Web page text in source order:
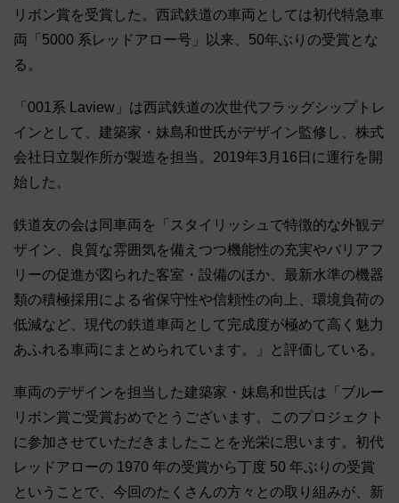
リボン賞を受賞した。西武鉄道の車両としては初代特急車
両「5000 系レッドアロー号」以来、50年ぶりの受賞とな
る。
「001系 Laview」は西武鉄道の次世代フラッグシップトレ
インとして、建築家・妹島和世氏がデザイン監修し、株式
会社日立製作所が製造を担当。2019年3月16日に運行を開
始した。
鉄道友の会は同車両を「スタイリッシュで特徴的な外観デ
ザイン、良質な雰囲気を備えつつ機能性の充実やバリアフ
リーの促進が図られた客室・設備のほか、最新水準の機器
類の積極採用による省保守性や信頼性の向上、環境負荷の
低減など、現代の鉄道車両として完成度が極めて高く魅力
あふれる車両にまとめられています。」と評価している。
車両のデザインを担当した建築家・妹島和世氏は「ブルー
リボン賞ご受賞おめでとうございます。このプロジェクト
に参加させていただきましたことを光栄に思います。初代
レッドアローの 1970 年の受賞から丁度 50 年ぶりの受賞
ということで、今回のたくさんの方々との取り組みが、新